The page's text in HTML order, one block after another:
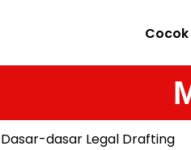
Dasar-dasar Legal Drafting